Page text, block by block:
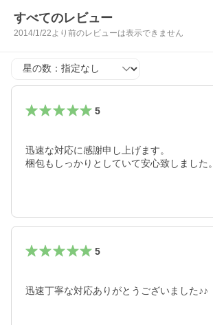
すべてのレビュー
2014/1/22より前のレビューは表示できません
星の数
5
迅速な対応に感謝申し上げます。
梱包もしっかりとしていて安心致しました。
5
迅速丁寧な対応ありがとうございました♪♪